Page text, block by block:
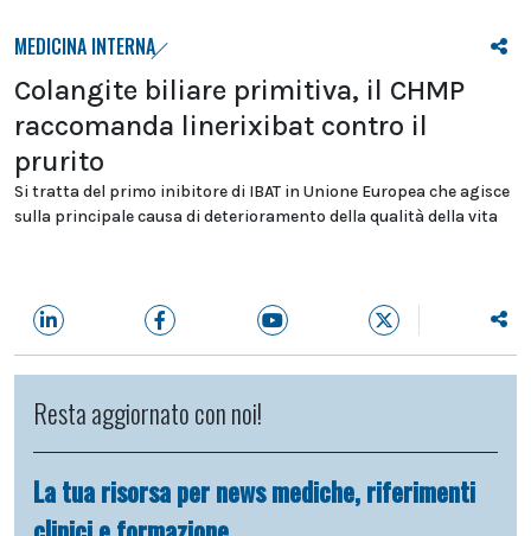
MEDICINA INTERNA
Colangite biliare primitiva, il CHMP
raccomanda linerixibat contro il
prurito
Si tratta del primo inibitore di IBAT in Unione Europea che agisce
sulla principale causa di deterioramento della qualità della vita
Resta aggiornato con noi!
La tua risorsa per news mediche, riferimenti